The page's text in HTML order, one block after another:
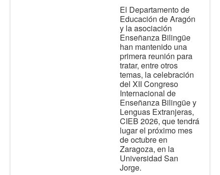
El Departamento de
Educación de Aragón
y la asociación
Enseñanza Bilingüe
han mantenido una
primera reunión para
tratar, entre otros
temas, la celebración
del XII Congreso
Internacional de
Enseñanza Bilingüe y
Lenguas Extranjeras,
CIEB 2026, que tendrá
lugar el próximo mes
de octubre en
Zaragoza, en la
Universidad San
Jorge.